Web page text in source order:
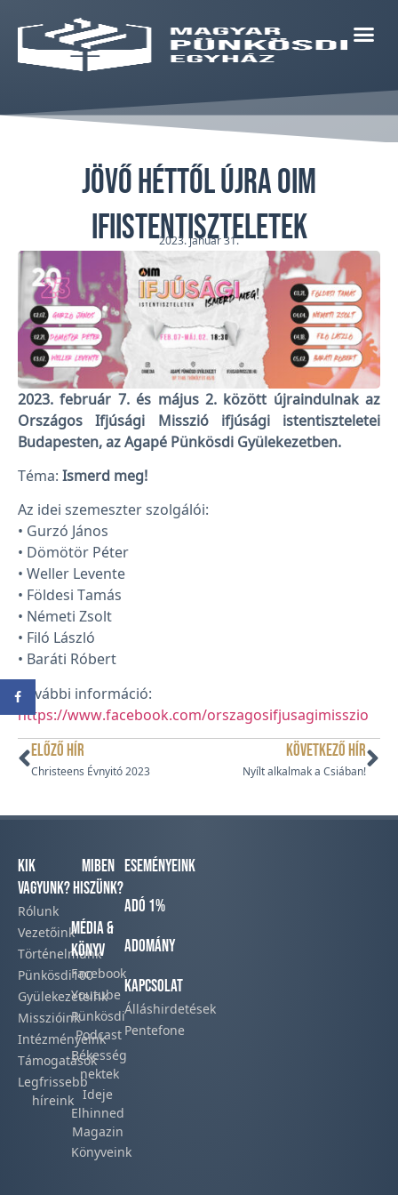
Jövő héttől újra OIM
ifiistentiszteletek
2023. január 31.
2023. február 7. és május 2. között újraindulnak az
Országos Ifjúsági Misszió ifjúsági istentiszteletei
Budapesten, az Agapé Pünkösdi Gyülekezetben.
Téma: Ismerd meg!
Az idei szemeszter szolgálói:
• Gurzó János
• Dömötör Péter
• Weller Levente
• Földesi Tamás
• Németi Zsolt
• Filó László
• Baráti Róbert
További információ:
https://www.facebook.com/orszagosifjusagimisszio
ELŐZŐ HÍR
Christeens Évnyitó 2023
KÖVETKEZŐ HÍR
Nyílt alkalmak a Csiában!
Kik
vagyunk?
Rólunk
Vezetőink
Történelmünk​
Pünkösdi100
Gyülekezeteink​
Misszióink​
Intézményeink
Támogatások
Legfrissebb
híreink​
Miben
hiszünk?
Média &
Könyv
Facebook​
Youtube
Pünkösdi
Podcast​
Békesség
nektek
Ideje
Elhinned
Magazin
Könyveink
Eseményeink
Adó 1%
Adomány
Kapcsolat
Álláshirdetések
Pentefone